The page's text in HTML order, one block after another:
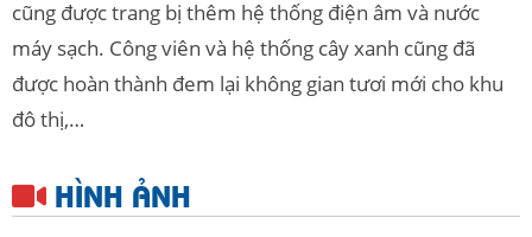
cũng được trang bị thêm hệ thống điện âm và nước
máy sạch. Công viên và hệ thống cây xanh cũng đã
được hoàn thành đem lại không gian tươi mới cho khu
đô thị,…
HÌNH ẢNH